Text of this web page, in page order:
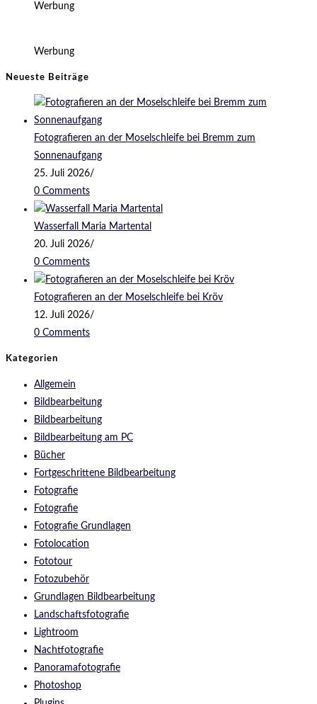
Werbung
Werbung
Neueste Beiträge
Fotografieren an der Moselschleife bei Bremm zum
Sonnenaufgang
25. Juli 2026/
0 Comments
Wasserfall Maria Martental
20. Juli 2026/
0 Comments
Fotografieren an der Moselschleife bei Kröv
12. Juli 2026/
0 Comments
Kategorien
Allgemein
Bildbearbeitung
Bildbearbeitung
Bildbearbeitung am PC
Bücher
Fortgeschrittene Bildbearbeitung
Fotografie
Fotografie
Fotografie Grundlagen
Fotolocation
Fototour
Fotozubehör
Grundlagen Bildbearbeitung
Landschaftsfotografie
Lightroom
Nachtfotografie
Panoramafotografie
Photoshop